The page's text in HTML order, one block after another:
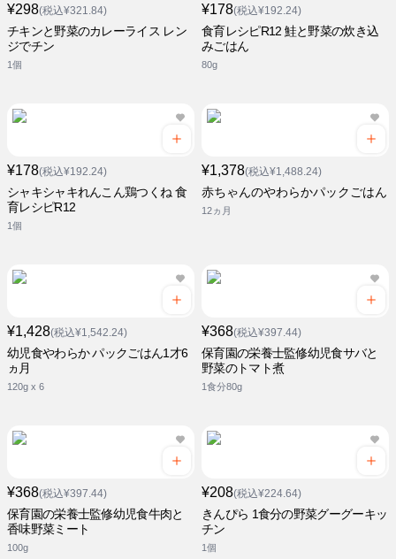
¥298(税込¥321.84)
チキンと野菜のカレーライス レン
ジでチン
1個
¥178(税込¥192.24)
食育レシピR12 鮭と野菜の炊き込
みごはん
80g
¥178(税込¥192.24)
シャキシャキれんこん鶏つくね 食
育レシピR12
1個
¥1,378(税込¥1,488.24)
赤ちゃんのやわらかパックごはん
12ヵ月
¥1,428(税込¥1,542.24)
幼児食やわらか パックごはん1才6
ヵ月
120g x 6
¥368(税込¥397.44)
保育園の栄養士監修幼児食サバと
野菜のトマト煮
1食分80g
¥368(税込¥397.44)
保育園の栄養士監修幼児食牛肉と
香味野菜ミート
100g
¥208(税込¥224.64)
きんぴら 1食分の野菜グーグーキッ
チン
1個